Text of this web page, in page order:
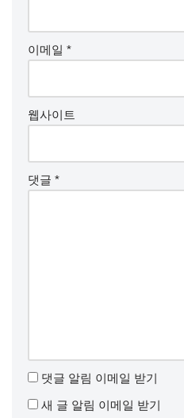
이메일 *
웹사이트
댓글 *
댓글 알림 이메일 받기
새 글 알림 이메일 받기